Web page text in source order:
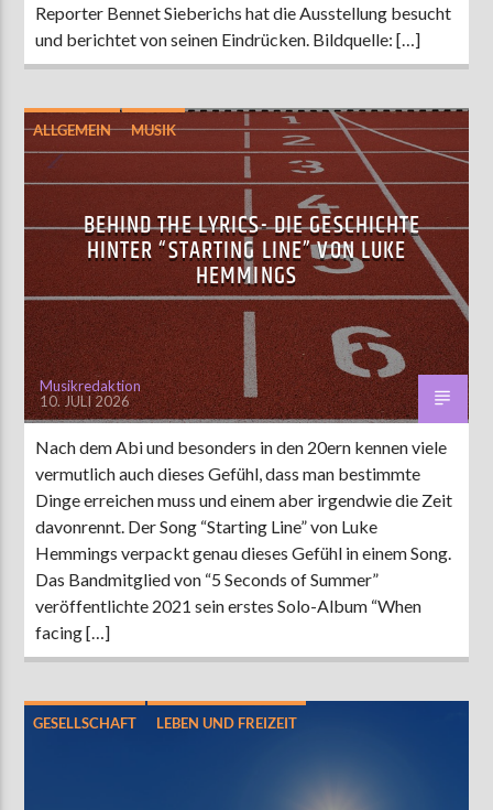
Reporter Bennet Sieberichs hat die Ausstellung besucht
und berichtet von seinen Eindrücken. Bildquelle: […]
ALLGEMEIN MUSIK
BEHIND THE LYRICS- DIE GESCHICHTE
HINTER “STARTING LINE” VON LUKE
HEMMINGS
Musikredaktion
10. JULI 2026
Nach dem Abi und besonders in den 20ern kennen viele
vermutlich auch dieses Gefühl, dass man bestimmte
Dinge erreichen muss und einem aber irgendwie die Zeit
davonrennt. Der Song “Starting Line” von Luke
Hemmings verpackt genau dieses Gefühl in einem Song.
Das Bandmitglied von “5 Seconds of Summer”
veröffentlichte 2021 sein erstes Solo-Album “When
facing […]
GESELLSCHAFT LEBEN UND FREIZEIT